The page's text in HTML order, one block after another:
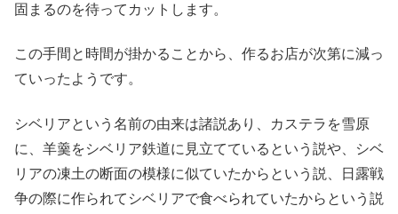
固まるのを待ってカットします。
この手間と時間が掛かることから、作るお店が次第に減っ
ていったようです。
シベリアという名前の由来は諸説あり、カステラを雪原
に、羊羹をシベリア鉄道に見立てているという説や、シベ
リアの凍土の断面の模様に似ていたからという説、日露戦
争の際に作られてシベリアで食べられていたからという説